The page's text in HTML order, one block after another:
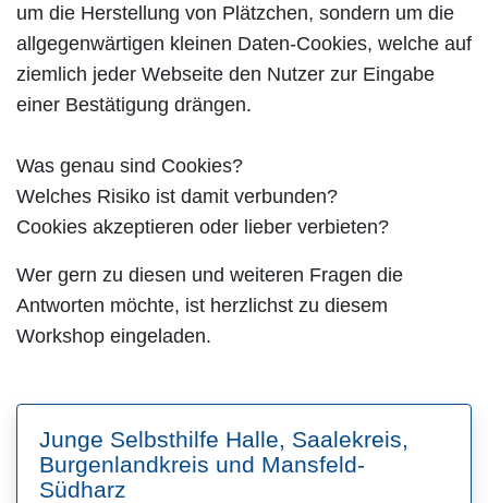
um die Herstellung von Plätzchen, sondern um die
allgegenwärtigen kleinen Daten-Cookies, welche auf
ziemlich jeder Webseite den Nutzer zur Eingabe
einer Bestätigung drängen.
Was genau sind Cookies?
Welches Risiko ist damit verbunden?
Cookies akzeptieren oder lieber verbieten?
Wer gern zu diesen und weiteren Fragen die
Antworten möchte, ist herzlichst zu diesem
Workshop eingeladen.
Junge Selbsthilfe Halle, Saalekreis,
Burgenlandkreis und Mansfeld-
Südharz